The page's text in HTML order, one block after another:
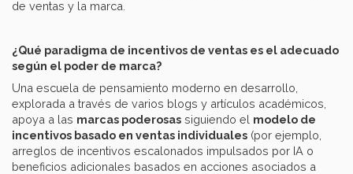
de ventas y la marca.
¿Qué paradigma de incentivos de ventas es el adecuado
según el poder de marca?
Una escuela de pensamiento moderno en desarrollo,
explorada a través de varios blogs y artículos académicos,
apoya a las marcas poderosas siguiendo el modelo de
incentivos basado en ventas individuales (por ejemplo,
arreglos de incentivos escalonados impulsados por IA o
beneficios adicionales basados en acciones asociados a